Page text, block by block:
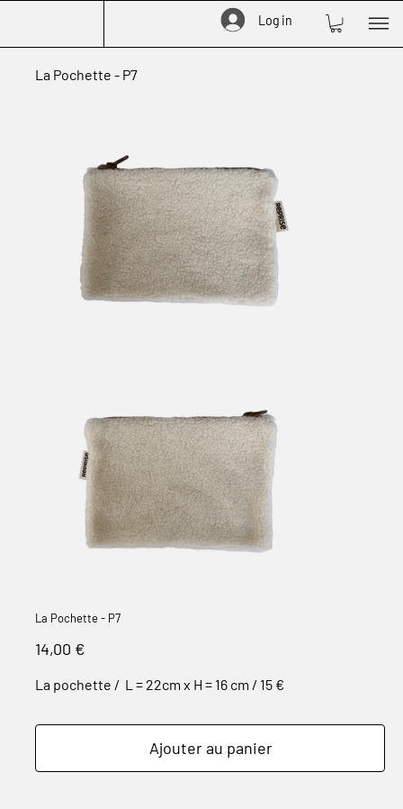
Log in
La Pochette - P7
La Pochette - P7
14,00 €
La pochette / L = 22cm x H = 16 cm / 15 €
Ajouter au panier